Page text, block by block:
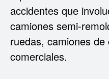
accidentes que
camiones semi-
ruedas, camiones
comerciales.